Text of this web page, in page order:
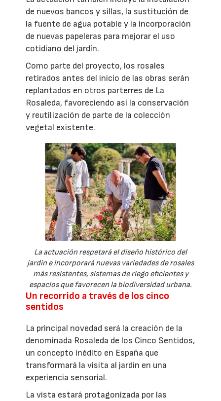
de nuevos bancos y sillas, la sustitución de
la fuente de agua potable y la incorporación
de nuevas papeleras para mejorar el uso
cotidiano del jardín.
Como parte del proyecto, los rosales
retirados antes del inicio de las obras serán
replantados en otros parterres de La
Rosaleda, favoreciendo así la conservación
y reutilización de parte de la colección
vegetal existente.
La actuación respetará el diseño histórico del
jardín e incorporará nuevas variedades de rosales
más resistentes, sistemas de riego eficientes y
espacios que favorecen la biodiversidad urbana.
Un recorrido a través de los cinco
sentidos
La principal novedad será la creación de la
denominada Rosaleda de los Cinco Sentidos,
un concepto inédito en España que
transformará la visita al jardín en una
experiencia sensorial.
La vista estará protagonizada por las